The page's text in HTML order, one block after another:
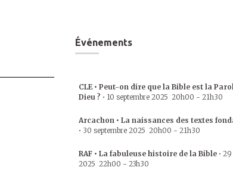
Événements
CLE • Peut-on dire que la Bible est la
Dieu ? • 10 septembre 2025 20h00 - 21h30
Arcachon • La naissances des textes
• 30 septembre 2025 20h00 - 21h30
RAF • La fabuleuse histoire de la Bible • 29
2025 22h00 - 23h30